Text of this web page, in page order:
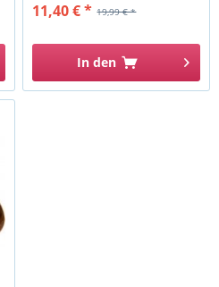
19,99 € *
11,40 € *
In den